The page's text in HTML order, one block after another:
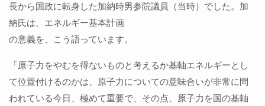
長から国政に転身した加納時男参院議員（当時）でした。加
納氏は、エネルギー基本計画
の意義を、こう語っています。
「原子力をやむを得ないものと考えるか基軸エネルギーとし
て位置付けるのかは、原子力についての意味合いが非常に問
われている今日、極めて重要で、その点、原子力を国の基軸